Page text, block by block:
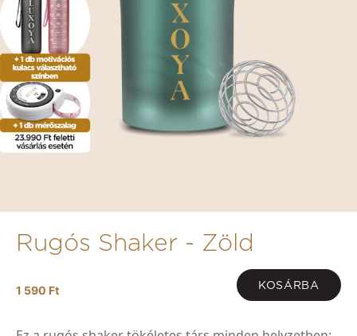
Rugós Shaker - Zöld
1 590 Ft KOSÁRBA